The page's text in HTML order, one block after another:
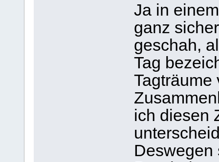
Ja in
ganz
geschah,
Tag
Tagträume
ich diesen
Deswegen